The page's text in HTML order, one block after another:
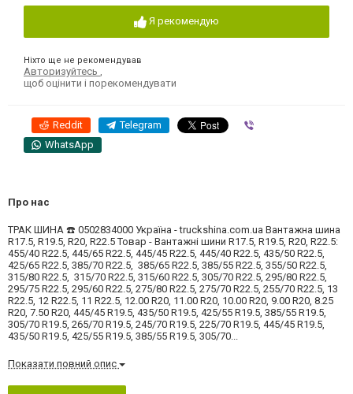
Я рекомендую
Ніхто ще не рекомендував
Авторизуйтесь
щоб оцінити і порекомендувати
Reddit Telegram
WhatsApp
Про нас
ТРАК ШИНА ☎️ 0502834000 Україна - truckshina.com.ua Вантажна шина
R17.5, R19.5, R20, R22.5 Товар - Вантажні шини R17.5, R19.5, R20, R22.5:
455/40 R22.5, 445/65 R22.5, 445/45 R22.5, 445/40 R22.5, 435/50 R22.5,
425/65 R22.5, 385/70 R22.5, 385/65 R22.5, 385/55 R22.5, 355/50 R22.5,
315/80 R22.5, 315/70 R22.5, 315/60 R22.5, 305/70 R22.5, 295/80 R22.5,
295/75 R22.5, 295/60 R22.5, 275/80 R22.5, 275/70 R22.5, 255/70 R22.5, 13
R22.5, 12 R22.5, 11 R22.5, 12.00 R20, 11.00 R20, 10.00 R20, 9.00 R20, 8.25
R20, 7.50 R20, 445/45 R19.5, 435/50 R19.5, 425/55 R19.5, 385/55 R19.5,
305/70 R19.5, 265/70 R19.5, 245/70 R19.5, 225/70 R19.5, 445/45 R19.5,
435/50 R19.5, 425/55 R19.5, 385/55 R19.5, 305/70...
Показати повний опис